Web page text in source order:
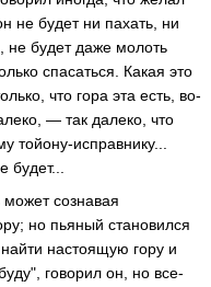
не будет ни пахать, ни
не будет даже молоть
спасаться. Какая это
что гора эта есть, во-
— так далеко, что
тойону-исправнику...
будет...
сознавая
но пьяный становился
настоящую гору и
говорил он, но все-